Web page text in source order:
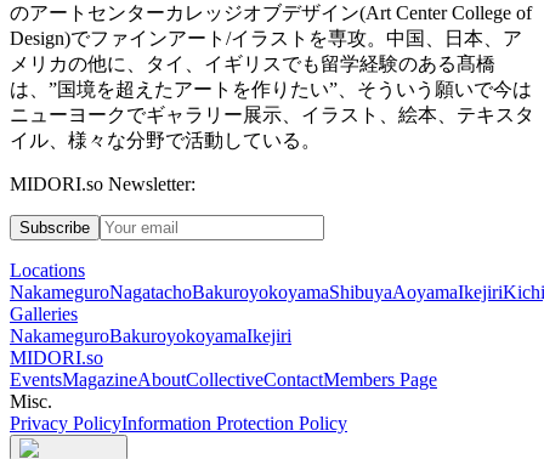
のアートセンターカレッジオブデザイン(Art Center College of
Design)でファインアート /イラストを専攻。中国、日本、ア
メリカの他に、タイ、イギリスでも留学経験のある髙橋
は、 ”国境を超えたアートを作りたい” 、そういう願いで今は
ニューヨークでギャラリー展示、イラスト、絵本、テキスタ
イル、様々な分野で活動している。
MIDORI.so Newsletter:
Subscribe
Locations
NakameguroNagatachoBakuroyokoyamaShibuyaAoyamaIkejiri
Galleries
NakameguroBakuroyokoyamaIkejiri
MIDORI.so
EventsMagazineAboutCollectiveContactMembers Page
Misc.
Privacy PolicyInformation Protection Policy